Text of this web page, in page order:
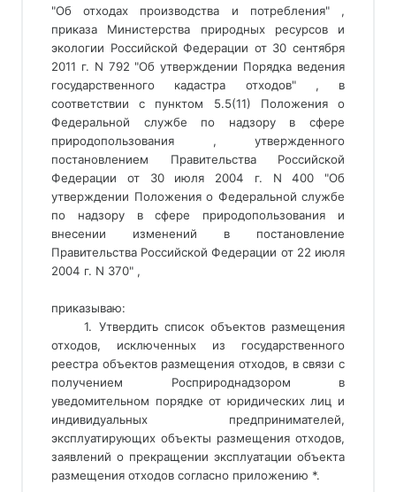
"Об отходах производства и потребления" ,
приказа Министерства природных ресурсов и
экологии Российской Федерации от 30 сентября
2011 г. N 792 "Об утверждении Порядка ведения
государственного кадастра отходов" , в
соответствии с пунктом 5.5(11) Положения о
Федеральной службе по надзору в сфере
природопользования , утвержденного
постановлением Правительства Российской
Федерации от 30 июля 2004 г. N 400 "Об
утверждении Положения о Федеральной службе
по надзору в сфере природопользования и
внесении изменений в постановление
Правительства Российской Федерации от 22 июля
2004 г. N 370" ,
приказываю:
1. Утвердить список объектов размещения
отходов, исключенных из государственного
реестра объектов размещения отходов, в связи с
получением Росприроднадзором в
уведомительном порядке от юридических лиц и
индивидуальных предпринимателей,
эксплуатирующих объекты размещения отходов,
заявлений о прекращении эксплуатации объекта
размещения отходов согласно приложению *.